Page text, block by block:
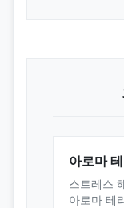
아로마
스트레스
아로마 테